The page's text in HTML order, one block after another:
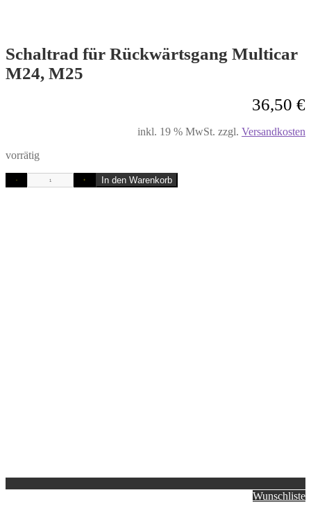
Schaltrad für Rückwärtsgang Multicar
M24, M25
36,50 €
inkl. 19 % MwSt. zzgl. Versandkosten
vorrätig
- + In den Warenkorb
Wunschliste